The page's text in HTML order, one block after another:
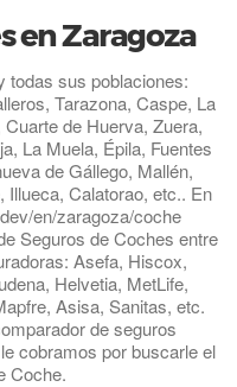
en Zaragoza
todas sus poblaciones:
Tarazona, Caspe, La
de Huerva, Zuera,
La Muela, Épila, Fuentes
de Gállego, Mallén,
Illueca, Calatorao, etc.. En
en/zaragoza/coche
Seguros de Coches entre
Asefa, Hiscox,
Helvetia, MetLife,
Asisa, Sanitas, etc.
de seguros
cobramos por buscarle el
Coche.